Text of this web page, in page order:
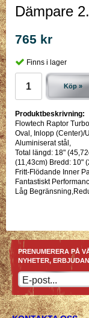
Dämpare
765 kr
Finns i lager
Köp »
Produktbeskrivning:
Flowtech Raptor
Oval, Inlopp (Center)/
Aluminiserat stål,
Total längd: 18"
(11,43cm) Bredd: 10"
Fritt-Flödande Inner
Fantastiskt
Låg
PRENUMERERA PÅ
NYHETER,